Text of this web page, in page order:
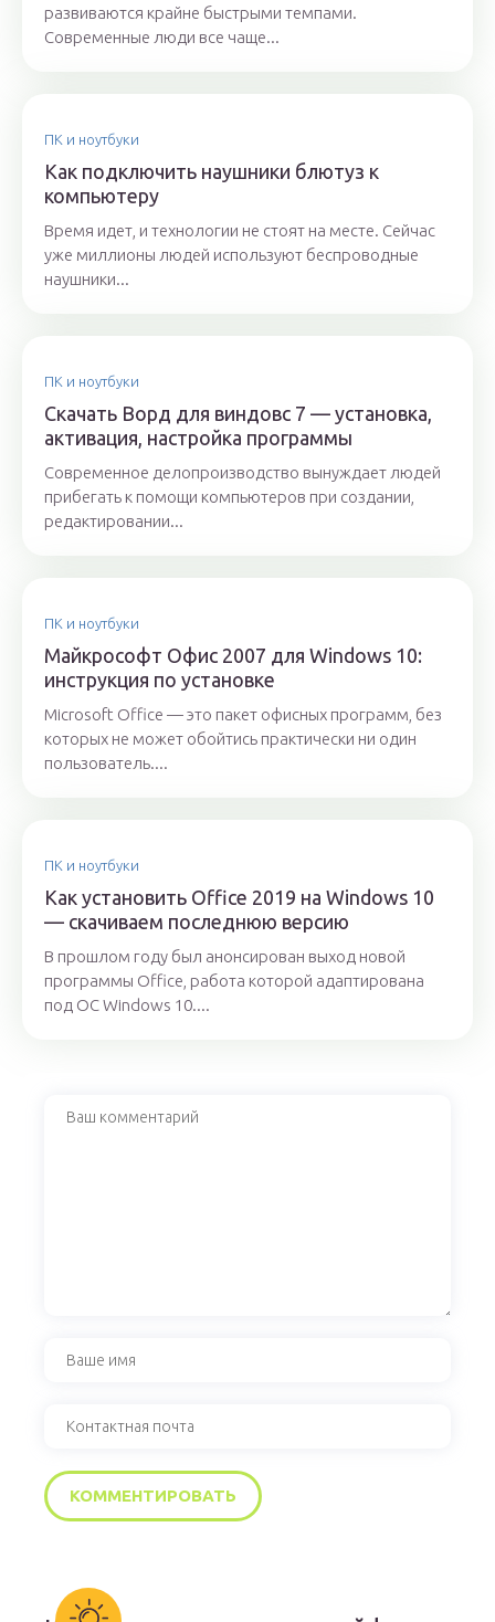
развиваются крайне быстрыми темпами.
Современные люди все чаще...
ПК и ноутбуки
Как подключить наушники блютуз к
компьютеру
Время идет, и технологии не стоят на месте. Сейчас
уже миллионы людей используют беспроводные
наушники...
ПК и ноутбуки
Скачать Ворд для виндовс 7 — установка,
активация, настройка программы
Современное делопроизводство вынуждает людей
прибегать к помощи компьютеров при создании,
редактировании...
ПК и ноутбуки
Майкрософт Офис 2007 для Windows 10:
инструкция по установке
Microsoft Office — это пакет офисных программ, без
которых не может обойтись практически ни один
пользователь....
ПК и ноутбуки
Как установить Office 2019 на Windows 10
— скачиваем последнюю версию
В прошлом году был анонсирован выход новой
программы Office, работа которой адаптирована
под ОС Windows 10....